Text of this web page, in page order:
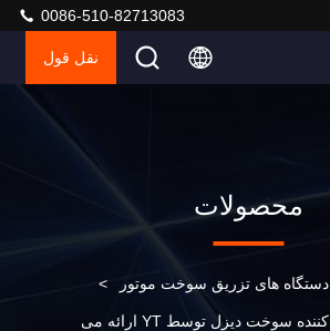
0086-510-82713083
نقل قول
محصولات
دستگاه های تزریق سوخت موتور >
105118-7982 تزریق کننده سوخت دیزل توسط YT ارائه می